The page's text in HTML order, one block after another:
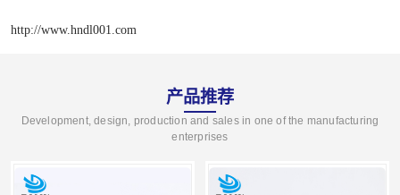
http://www.hndl001.com
产品推荐
Development, design, production and sales in one of the manufacturing
enterprises